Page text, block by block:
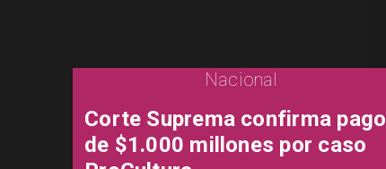
Nacional
Corte Suprema confirma pago
de $1.000 millones por caso